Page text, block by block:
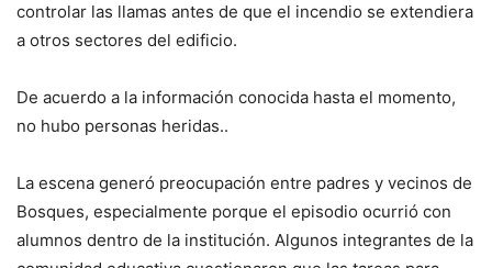
controlar las llamas antes de que el incendio se extendiera
a otros sectores del edificio.
De acuerdo a la información conocida hasta el momento,
no hubo personas heridas..
La escena generó preocupación entre padres y vecinos de
Bosques, especialmente porque el episodio ocurrió con
alumnos dentro de la institución. Algunos integrantes de la